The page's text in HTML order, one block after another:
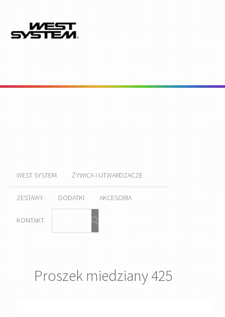
WEST SYSTEM ŻYWICA I UTWARDZACZE
ZESTAWY DODATKI AKCESORIA
KONTAKT
Proszek miedziany 425